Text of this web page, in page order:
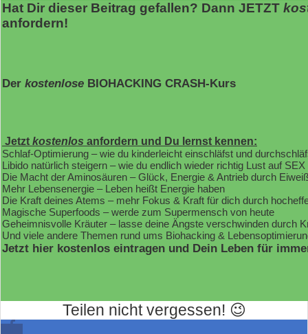
Hat Dir dieser Beitrag gefallen? Dann JETZT
anfordern!
Der kostenlose BIOHACKING CRASH-Kurs
Jetzt kostenlos anfordern und Du lernst kennen:
Schlaf-Optimierung – wie du kinderleicht einschläfst und
Libido natürlich steigern – wie du endlich wieder richtig Lust auf
Die Macht der Aminosäuren – Glück, Energie & Antrieb durch
Mehr Lebensenergie – Leben heißt Energie haben
Die Kraft deines Atems – mehr Fokus & Kraft für dich durch
Magische Superfoods – werde zum Supermensch von heute
Geheimnisvolle Kräuter – lasse deine Ängste verschwinden durch
Und viele andere Themen rund ums Biohacking &
Jetzt hier kostenlos eintragen und Dein Leben für
Teilen nicht vergessen! 😉